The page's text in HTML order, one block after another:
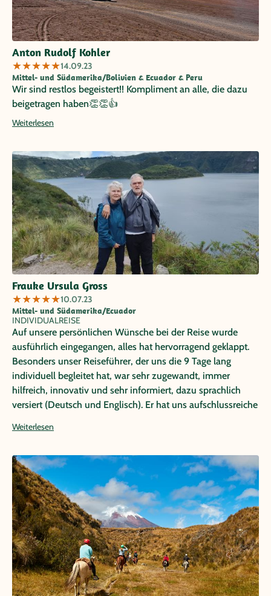
Anton Rudolf Kohler
★★★★★14.09.23
Mittel- und Südamerika/Bolivien & Ecuador & Peru
Wir sind restlos begeistert!! Kompliment an alle, die dazu
beigetragen haben👏👏👍
Weiterlesen
Frauke Ursula Gross
★★★★★10.07.23
Mittel- und Südamerika/Ecuador
INDIVIDUALREISE
Auf unsere persönlichen Wünsche bei der Reise wurde
ausführlich eingegangen, alles hat hervorragend geklappt.
Besonders unser Reiseführer, der uns die 9 Tage lang
individuell begleitet hat, war sehr zugewandt, immer
hilfreich, innovativ und sehr informiert, dazu sprachlich
versiert (Deutsch und Englisch). Er hat uns aufschlussreiche
Ricardo!!!
Weiterlesen